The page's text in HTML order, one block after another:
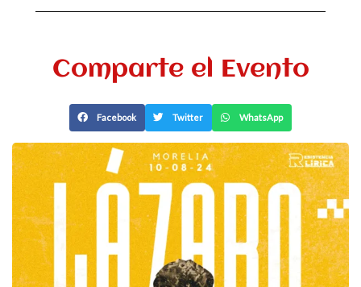
Comparte el Evento
Facebook Twitter WhatsApp